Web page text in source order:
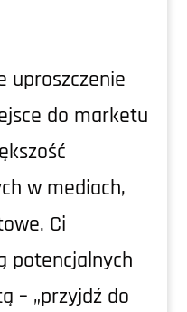
uproszczenie
do marketu
w mediach,
Ci
potencjalnych
– „przyjdź do